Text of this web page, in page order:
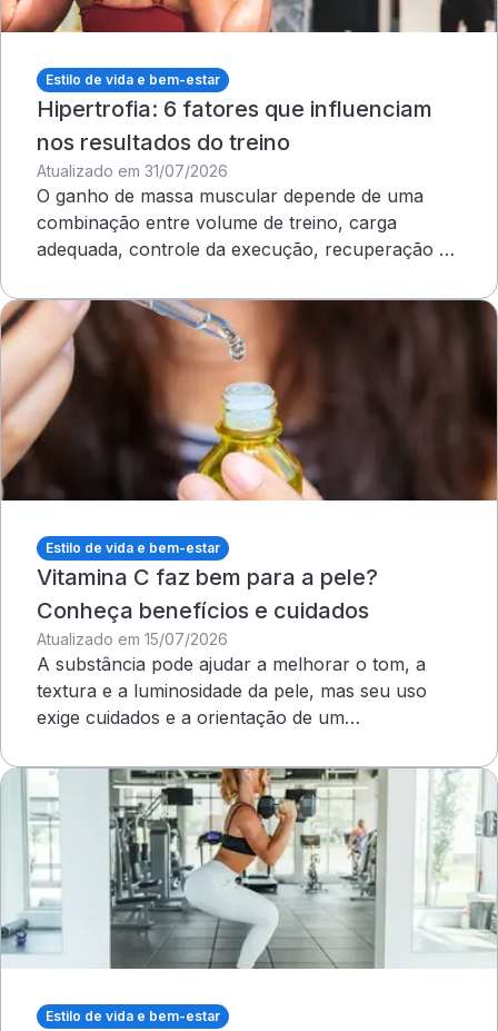
Estilo de vida e bem-estar
Hipertrofia: 6 fatores que influenciam
nos resultados do treino
Atualizado em 31/07/2026
O ganho de massa muscular depende de uma
combinação entre volume de treino, carga
adequada, controle da execução, recuperação e
Estilo de vida e bem-estar
Vitamina C faz bem para a pele?
Conheça benefícios e cuidados
Atualizado em 15/07/2026
A substância pode ajudar a melhorar o tom, a
textura e a luminosidade da pele, mas seu uso
exige cuidados e a orientação de um
Estilo de vida e bem-estar